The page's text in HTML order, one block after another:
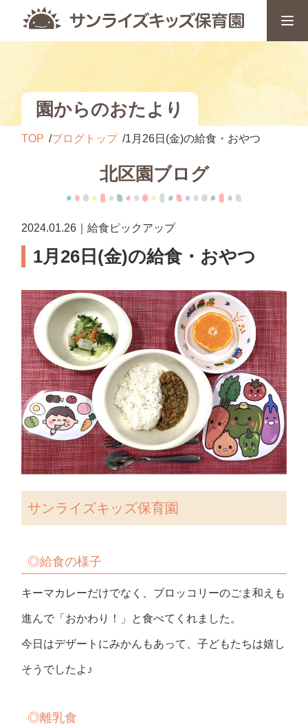
園からのおたより
TOP ブログトップ 1月26日(金)の給食・おやつ
北区園ブログ
2024.01.26｜給食ピックアップ
1月26日(金)の給食・おやつ
サンライズキッズ保育園
◎給食の様子
キーマカレーだけでなく、ブロッコリーのごま和えも
進んで「おかわり！」と食べてくれました。
今日はデザートにみかんもあって、子どもたちは嬉し
そうでしたよ♪
◎離乳食